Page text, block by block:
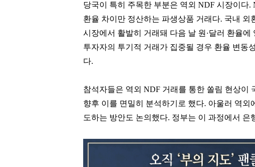
당국이 특히 주목한 부분은 역외 NDF 시장이다.
환율 차이만 정산하는 파생상품 거래다. 국내
시장에서 활발히 거래돼 다음 날 원·달러 환율
투자자의 투기적 거래가 집중될 경우 환율 변동
다.
참석자들은 역외 NDF 거래를 통한 쏠림 현상이
향후 이를 면밀히 분석하기로 했다. 아울러 역
도하는 방안도 논의했다. 정부는 이 과정에서 은